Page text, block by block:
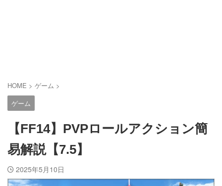
HOME > ゲーム >
ゲーム
【FF14】PVPロールアクション簡
易解説【7.5】
2025年5月10日